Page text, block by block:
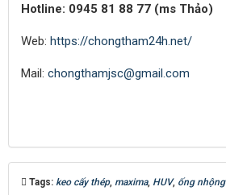
Hotline: 0945 81 88 77 (ms Thảo)
Web: https://chongtham24h.net/
Mail: chongthamjsc@gmail.com
Tags: keo cấy thép, maxima, HUV, ống nhộng